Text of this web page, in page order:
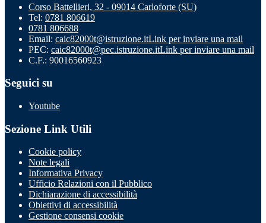
Corso Battellieri, 32 - 09014 Carloforte (SU)
Tel: 0781 806619
0781 806688
Email: caic82000t@istruzione.itLink per inviare una mail
PEC: caic82000t@pec.istruzione.itLink per inviare una mail
C.F.: 90016560923
Seguici su
Youtube
Sezione Link Utili
Cookie policy
Note legali
Informativa Privacy
Ufficio Relazioni con il Pubblico
Dichiarazione di accessibilità
Obiettivi di accessibilità
Gestione consensi cookie